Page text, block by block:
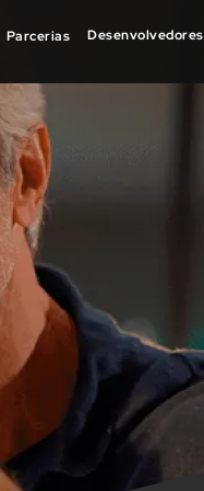
Parcerias Desenvolvedores
Parcerias Desenvolvedores